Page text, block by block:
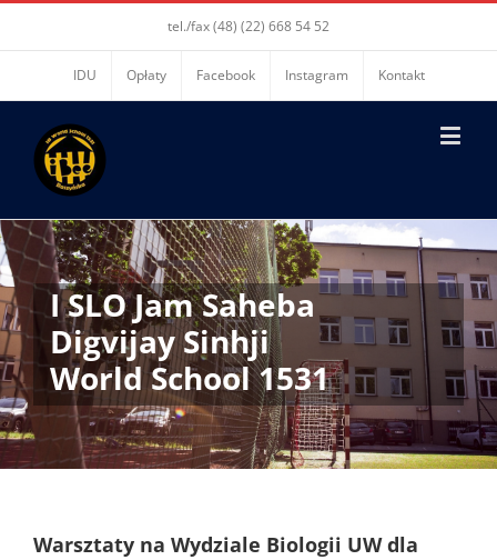
tel./fax (48) (22) 668 54 52
IDU Opłaty Facebook Instagram Kontakt
I SLO Jam Saheba
Digvijay Sinhji
World School 1531
Warsztaty na Wydziale Biologii UW dla